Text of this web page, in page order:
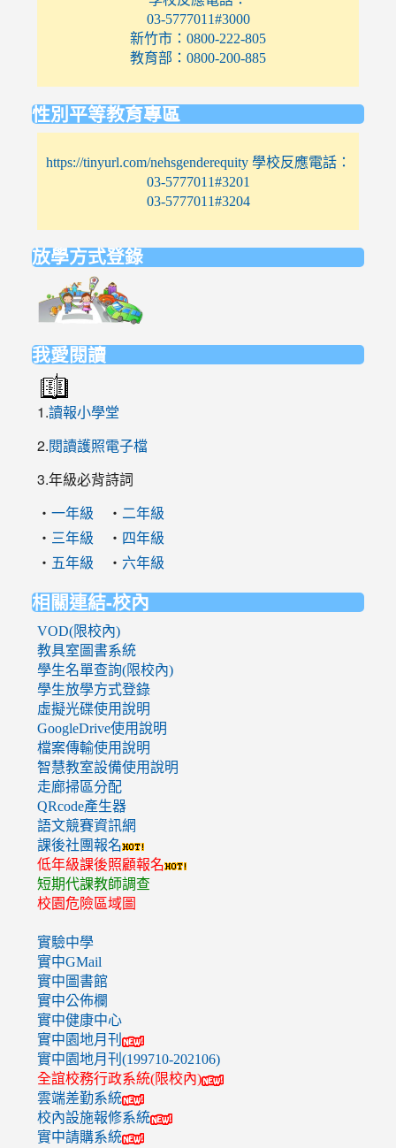
03-5777011#3000
新竹市：0800-222-805
教育部：0800-200-885
性別平等教育專區
https://tinyurl.com/nehsgenderequity 學校反應電話：
03-5777011#3201
03-5777011#3204
放學方式登錄
https://elem.nehs.hc.edu.tw/traffic/
我愛閱讀
1.讀報小學堂
2.閱讀護照電子檔
3.年級必背詩詞
‧ 一年級 ‧ 二年級
‧ 三年級 ‧ 四年級
‧ 五年級 ‧ 六年級
相關連結-校內
VOD(限校內)
教具室圖書系統
學生名單查詢(限校內)
學生放學方式登錄
虛擬光碟使用說明
GoogleDrive使用說明
檔案傳輸使用說明
智慧教室設備使用說明
走廊掃區分配
QRcode產生器
語文競賽資訊網
課後社團報名
低年級課後照顧報名
短期代課教師調查
校園危險區域圖
實驗中學
實中GMail
實中圖書館
實中公佈欄
實中健康中心
實中園地月刊
實中園地月刊(199710-202106)
全誼校務行政系統(限校內)
雲端差勤系統
校內設施報修系統
實中請購系統